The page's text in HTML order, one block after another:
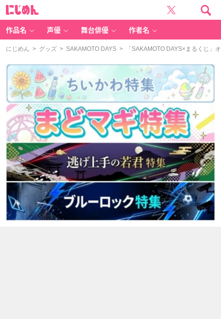
作品名 声優 舞台俳優 作者名
にじめん > グッズ > SAKAMOTO DAYS > 「SAKAMOTO DAYS×まるくじ」